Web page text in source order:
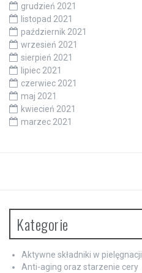
grudzień 2021
listopad 2021
październik 2021
wrzesień 2021
sierpień 2021
lipiec 2021
czerwiec 2021
maj 2021
kwiecień 2021
marzec 2021
Kategorie
Aktywne składniki w pielęgnacji
Anti-aging oraz starzenie cery